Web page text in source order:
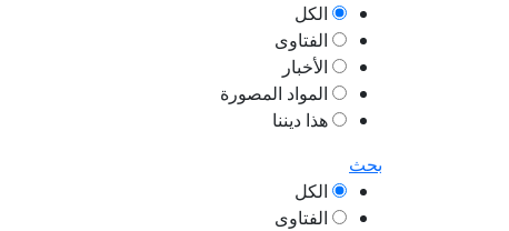
الكل
الفتاوى
الأخبار
المواد المصورة
هذا ديننا
بحث
الكل
الفتاوى